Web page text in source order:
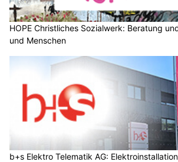
HOPE Christliches Sozialwerk: Beratung
und Menschen
b+s Elektro Telematik AG: